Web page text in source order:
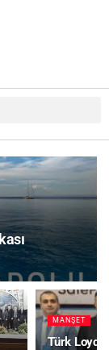
MANŞET
Türk